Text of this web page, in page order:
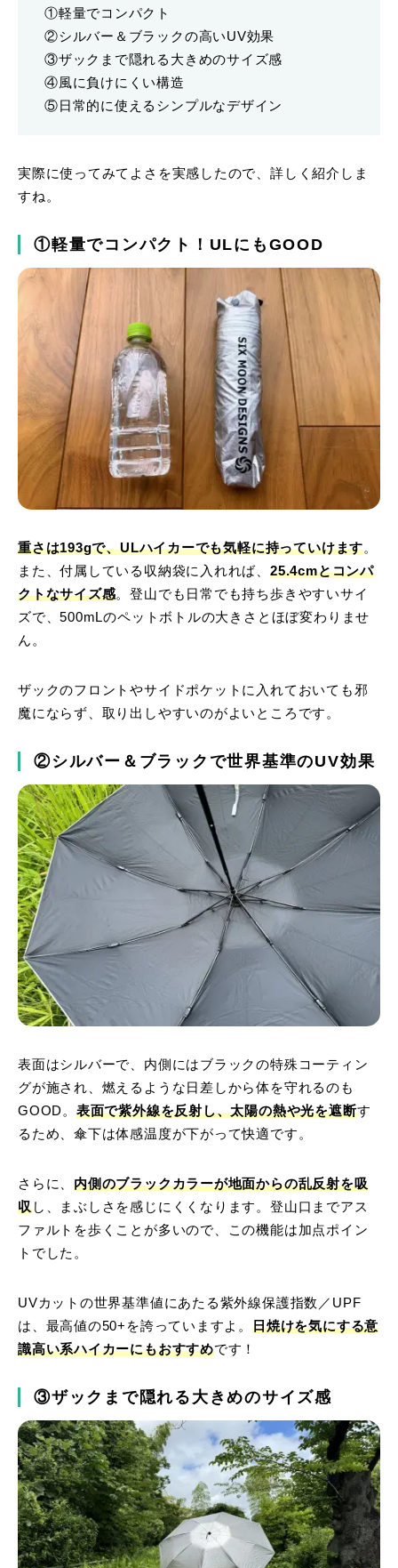
①軽量でコンパクト
②シルバー＆ブラックの高いUV効果
③ザックまで隠れる大きめのサイズ感
④風に負けにくい構造
⑤日常的に使えるシンプルなデザイン
実際に使ってみてよさを実感したので、詳しく紹介しま
すね。
①軽量でコンパクト！ULにもGOOD
重さは193gで、ULハイカーでも気軽に持っていけます。
また、付属している収納袋に入れれば、25.4cmとコンパ
クトなサイズ感。登山でも日常でも持ち歩きやすいサイ
ズで、500mLのペットボトルの大きさとほぼ変わりませ
ん。
ザックのフロントやサイドポケットに入れておいても邪
魔にならず、取り出しやすいのがよいところです。
②シルバー＆ブラックで世界基準のUV効果
表面はシルバーで、内側にはブラックの特殊コーティン
グが施され、燃えるような日差しから体を守れるのも
GOOD。 表面で紫外線を反射し、太陽の熱や光を遮断す
るため、傘下は体感温度が下がって快適です。
さらに、内側のブラックカラーが地面からの乱反射を吸
収し、まぶしさを感じにくくなります。登山口までアス
ファルトを歩くことが多いので、この機能は加点ポイン
トでした。
UVカットの世界基準値にあたる紫外線保護指数／UPF
は、最高値の50+を誇っていますよ。日焼けを気にする意
識高い系ハイカーにもおすすめです！
③ザックまで隠れる大きめのサイズ感